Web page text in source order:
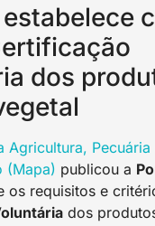
dos
Agricultura, Pecuária
(Mapa) publicou a
os requisitos e
dos